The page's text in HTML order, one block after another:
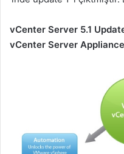
d
e
vCenter Server 5.1
vCenter Server